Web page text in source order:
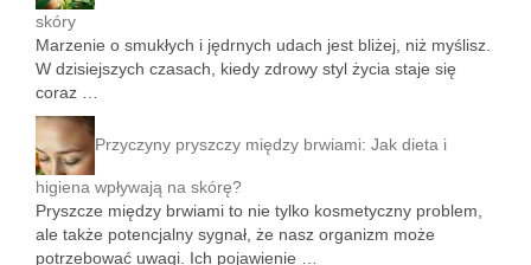
skóry
Marzenie o smukłych i jędrnych udach jest bliżej, niż myślisz.
W dzisiejszych czasach, kiedy zdrowy styl życia staje się
coraz …
Przyczyny pryszczy między brwiami: Jak dieta i
higiena wpływają na skórę?
Pryszcze między brwiami to nie tylko kosmetyczny problem,
ale także potencjalny sygnał, że nasz organizm może
potrzebować uwagi. Ich pojawienie …